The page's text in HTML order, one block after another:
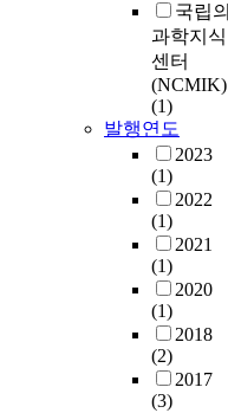
국립의
과학지식
센터
(NCMIK)
(1)
발행연도
2023
(1)
2022
(1)
2021
(1)
2020
(1)
2018
(2)
2017
(3)